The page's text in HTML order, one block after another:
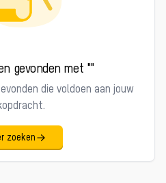
gevonden met ""
die voldoen aan jouw
zoeken